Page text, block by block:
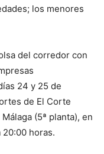
los menores
del corredor con
24 y 25 de
de El Corte
(5ª planta), en
20:00 horas.